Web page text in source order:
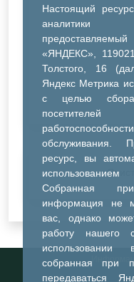
Настоящий
аналитики
«ЯНДЕКС»,
Толстого, 16
Яндекс Метрика
с целью сбора
обслуживания.
ресурс, вы
Собранная
информация не
вас, однако
работу нашего
собранная при
передаваться